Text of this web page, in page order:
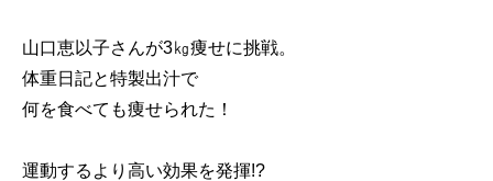
山口恵以子さんが3㎏痩せに挑戦。
体重日記と特製出汁で
何を食べても痩せられた！
運動するより高い効果を発揮!?